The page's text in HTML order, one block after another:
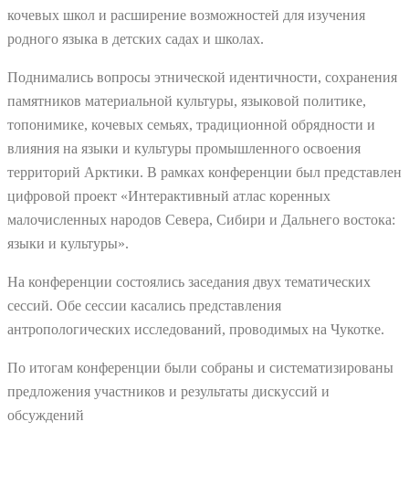
кочевых школ и расширение возможностей для изучения
родного языка в детских садах и школах.
Поднимались вопросы этнической идентичности, сохранения
памятников материальной культуры, языковой политике,
топонимике, кочевых семьях, традиционной обрядности и
влияния на языки и культуры промышленного освоения
территорий Арктики. В рамках конференции был представлен
цифровой проект «Интерактивный атлас коренных
малочисленных народов Севера, Сибири и Дальнего востока:
языки и культуры».
На конференции состоялись заседания двух тематических
сессий. Обе сессии касались представления
антропологических исследований, проводимых на Чукотке.
По итогам конференции были собраны и систематизированы
предложения участников и результаты дискуссий и
обсуждений